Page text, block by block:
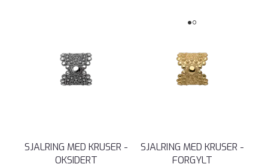
SJALRING MED KRUSER -
OKSIDERT
SJALRING MED KRUSER -
FORGYLT